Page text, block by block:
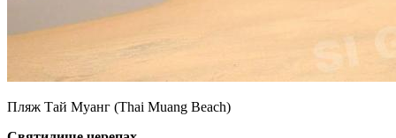
Пляж Тай Муанг (Thai Muang Beach)